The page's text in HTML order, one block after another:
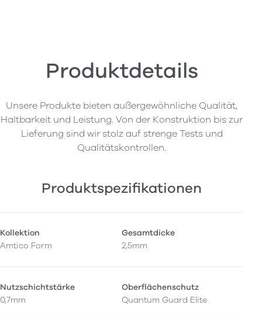
Produktdetails
Unsere Produkte bieten außergewöhnliche Qualität,
Haltbarkeit und Leistung. Von der Konstruktion bis zur
Lieferung sind wir stolz auf strenge Tests und
Qualitätskontrollen.
Produktspezifikationen
Kollektion
Amtico Form
Gesamtdicke
2,5mm
Nutzschichtstärke
0,7mm
Oberflächenschutz
Quantum Guard Elite